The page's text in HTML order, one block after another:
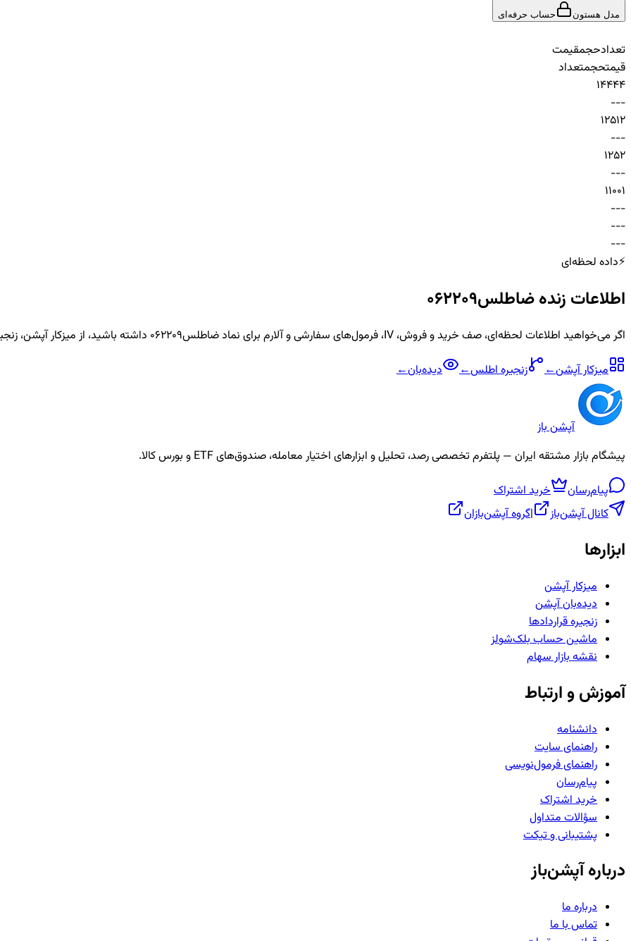
مدل هستون حساب حرفه‌ای
تعدادحجمقیمت
قیمتحجمتعداد
14444
-
-
-
12512
-
-
-
1252
-
-
-
11001
-
-
-
-
-
-
-
-
-
⚡داده لحظه‌ای
اطلاعات زندهضاطلس062209
اگر می‌خواهید اطلاعات لحظه‌ای، صف خرید و فروش، IV، فرمول‌های سفارشی و آلارم برای نماد ضاطلس062209
داشته باشید، از میزکار آپشن،
میزکار آپشن← زنجیرهاطلس← دیده‌بان←
آپشن باز
پیشگام بازار مشتقه ایران — پلتفرم تخصصی رصد، تحلیل و ابزارهای اختیار معامله، صندوق‌های ETF و بورس کالا.
پیام‌رسان
خرید اشتراک
کانال آپشن‌باز
|گروه آپشن‌بازان
ابزارها
میزکار آپشن
دیده‌بان آپشن
زنجیره قراردادها
ماشین حساب بلک‌شولز
نقشه بازار سهام
آموزش و ارتباط
دانشنامه
راهنمای سایت
راهنمای فرمول‌نویسی
پیام‌رسان
خرید اشتراک
سؤالات متداول
پشتیبانی و تیکت
درباره آپشن‌باز
درباره ما
تماس با ما